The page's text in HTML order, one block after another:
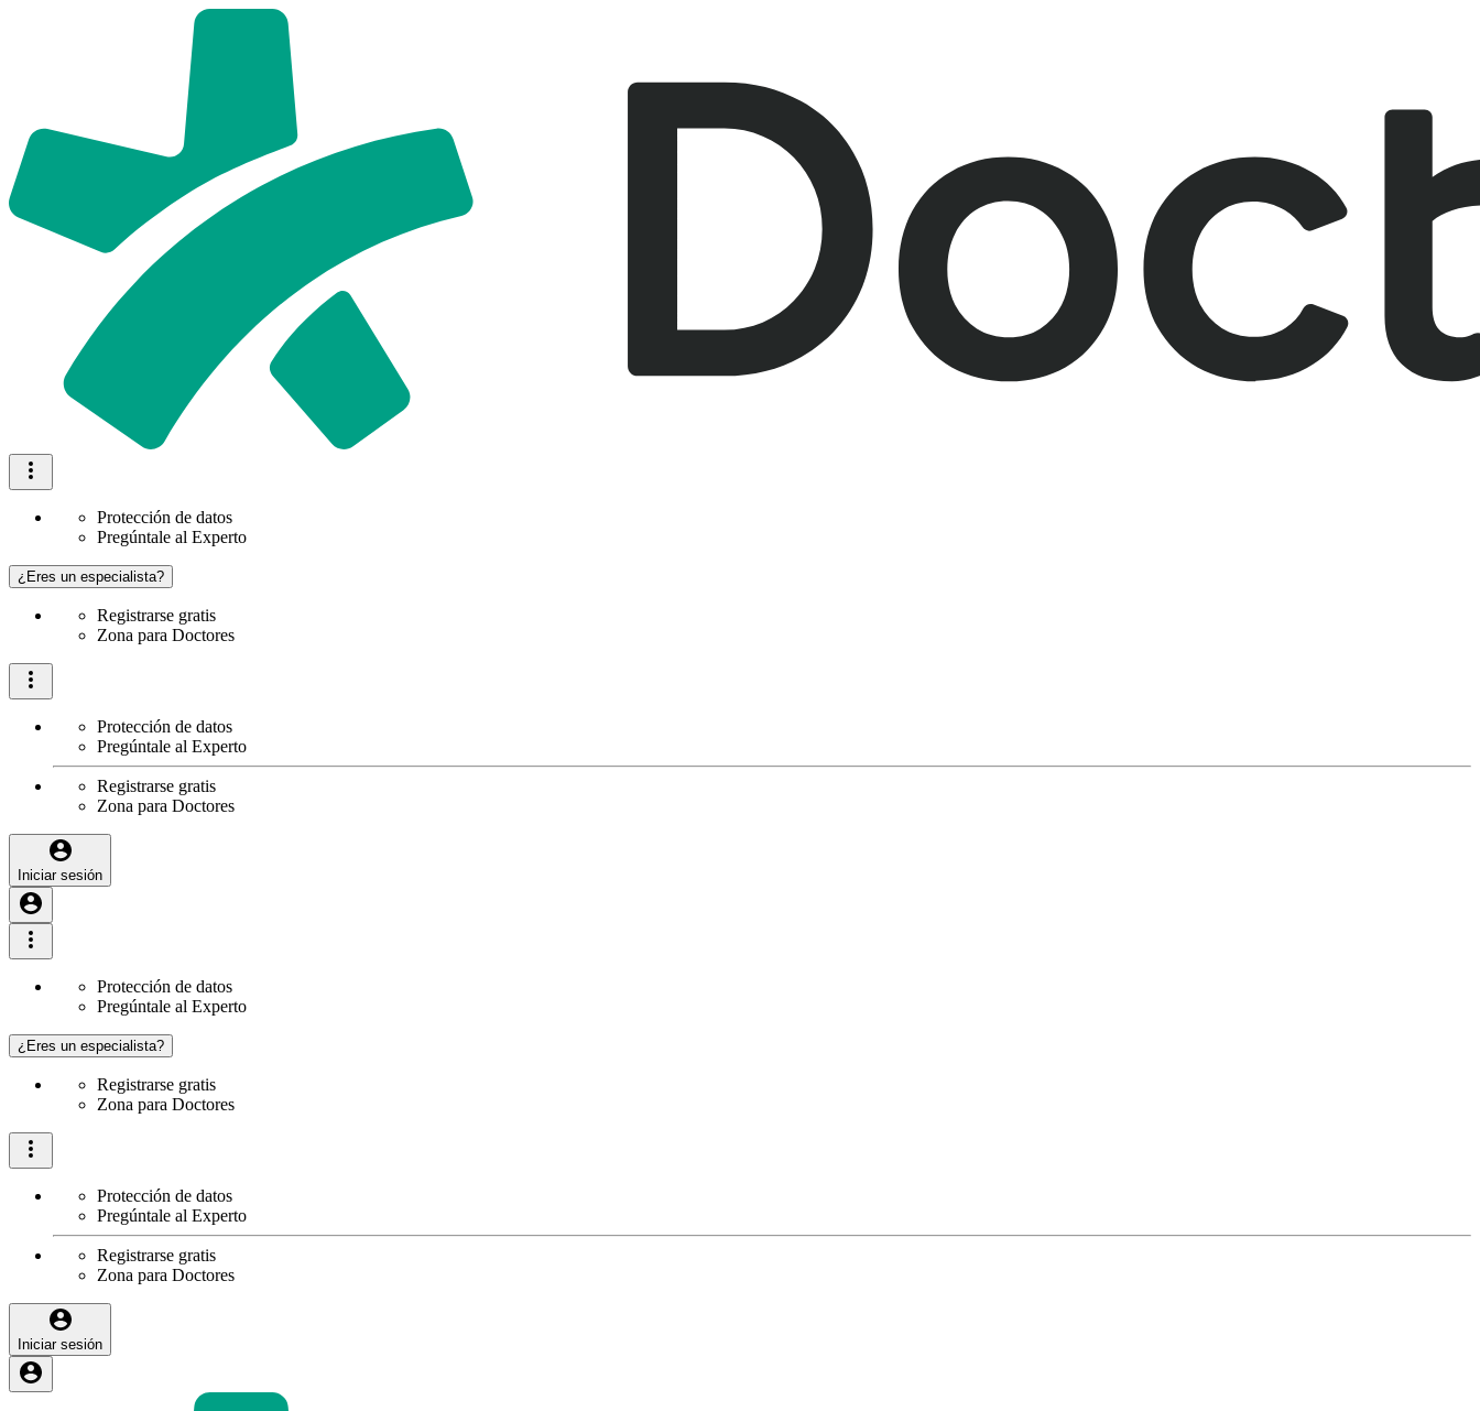
Protección de datos
Pregúntale al Experto
¿Eres un especialista?
Registrarse gratis
Zona para Doctores
Protección de datos
Pregúntale al Experto
Registrarse gratis
Zona para Doctores
Iniciar sesión
Protección de datos
Pregúntale al Experto
¿Eres un especialista?
Registrarse gratis
Zona para Doctores
Protección de datos
Pregúntale al Experto
Registrarse gratis
Zona para Doctores
Iniciar sesión